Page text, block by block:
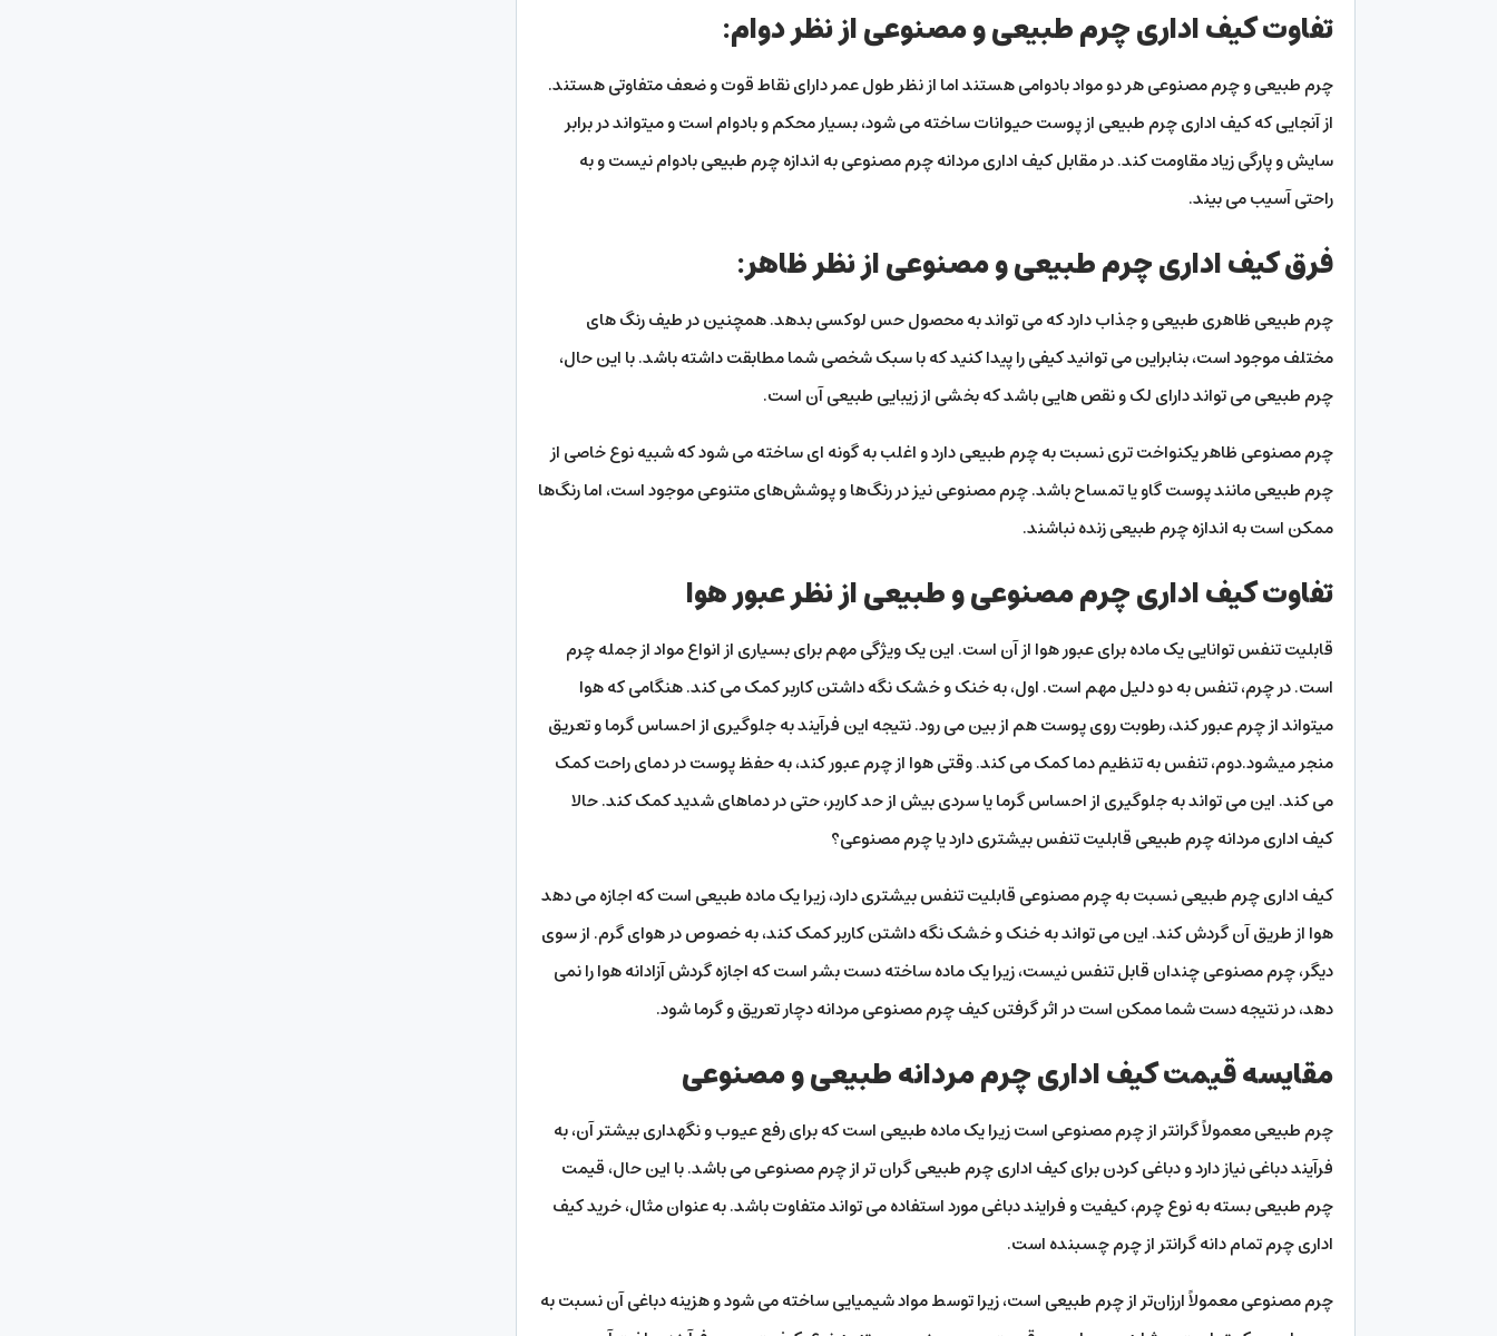
تفاوت کیف اداری چرم طبیعی و مصنوعی از نظر دوام:
چرم طبیعی و چرم مصنوعی هر دو مواد بادوامی هستند اما از نظر طول عمر دارای نقاط قوت و ضعف متفاوتی هستند.
از آنجایی که کیف اداری چرم طبیعی از پوست حیوانات ساخته می شود، بسیار محکم و بادوام است و میتواند در برابر
سایش و پارگی زیاد مقاومت کند. در مقابل کیف اداری مردانه چرم مصنوعی به اندازه چرم طبیعی بادوام نیست و به
راحتی آسیب می بیند.
فرق کیف اداری چرم طبیعی و مصنوعی از نظر ظاهر:
چرم طبیعی ظاهری طبیعی و جذاب دارد که می تواند به محصول حس لوکسی بدهد. همچنین در طیف رنگ های
مختلف موجود است، بنابراین می توانید کیفی را پیدا کنید که با سبک شخصی شما مطابقت داشته باشد. با این حال،
چرم طبیعی می تواند دارای لک و نقص هایی باشد که بخشی از زیبایی طبیعی آن است.
چرم مصنوعی ظاهر یکنواخت تری نسبت به چرم طبیعی دارد و اغلب به گونه ای ساخته می شود که شبیه نوع خاصی از
چرم طبیعی مانند پوست گاو یا تمساح باشد. چرم مصنوعی نیز در رنگ‌ها و پوشش‌های متنوعی موجود است، اما رنگ‌ها
ممکن است به اندازه چرم طبیعی زنده نباشند.
تفاوت کیف اداری چرم مصنوعی و طبیعی از نظر عبور هوا
قابلیت تنفس توانایی یک ماده برای عبور هوا از آن است. این یک ویژگی مهم برای بسیاری از انواع مواد از جمله چرم
است. در چرم، تنفس به دو دلیل مهم است. اول، به خنک و خشک نگه داشتن کاربر کمک می کند. هنگامی که هوا
میتواند از چرم عبور کند، رطوبت روی پوست هم از بین می رود. نتیجه این فرآیند به جلوگیری از احساس گرما و تعریق
منجر میشود.دوم، تنفس به تنظیم دما کمک می کند. وقتی هوا از چرم عبور کند، به حفظ پوست در دمای راحت کمک
می کند. این می تواند به جلوگیری از احساس گرما یا سردی بیش از حد کاربر، حتی در دماهای شدید کمک کند. حالا
کیف اداری مردانه چرم طبیعی قابلیت تنفس بیشتری دارد یا چرم مصنوعی؟
کیف اداری چرم طبیعی نسبت به چرم مصنوعی قابلیت تنفس بیشتری دارد، زیرا یک ماده طبیعی است که اجازه می دهد
هوا از طریق آن گردش کند. این می تواند به خنک و خشک نگه داشتن کاربر کمک کند، به خصوص در هوای گرم. از سوی
دیگر، چرم مصنوعی چندان قابل تنفس نیست، زیرا یک ماده ساخته دست بشر است که اجازه گردش آزادانه هوا را نمی
دهد، در نتیجه دست شما ممکن است در اثر گرفتن کیف چرم مصنوعی مردانه دچار تعریق و گرما شود.
مقایسه قیمت کیف اداری چرم مردانه طبیعی و مصنوعی
چرم طبیعی معمولاً گرانتر از چرم مصنوعی است زیرا یک ماده طبیعی است که برای رفع عیوب و نگهداری بیشتر آن، به
فرآیند دباغی نیاز دارد و دباغی کردن برای کیف اداری چرم طبیعی گران تر از چرم مصنوعی می باشد. با این حال، قیمت
چرم طبیعی بسته به نوع چرم، کیفیت و فرایند دباغی مورد استفاده می تواند متفاوت باشد. به عنوان مثال، خرید کیف
اداری چرم تمام دانه گرانتر از چرم چسبنده است.
چرم مصنوعی معمولاً ارزان‌تر از چرم طبیعی است، زیرا توسط مواد شیمیایی ساخته می شود و هزینه دباغی آن نسبت به